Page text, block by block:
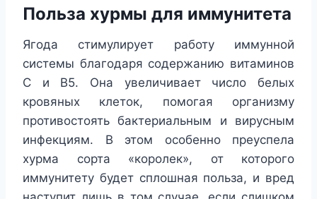
Польза хурмы для иммунитета
Ягода стимулирует работу иммунной
системы благодаря содержанию витаминов
С и В5. Она увеличивает число белых
кровяных клеток, помогая организму
противостоять бактериальным и вирусным
инфекциям. В этом особенно преуспела
хурма сорта «королек», от которого
иммунитету будет сплошная польза, и вред